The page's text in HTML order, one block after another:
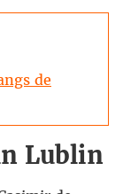
de
Lublin